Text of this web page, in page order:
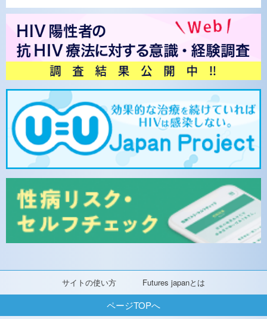
サイトの使い方 Futures japanとは
ページTOPへ